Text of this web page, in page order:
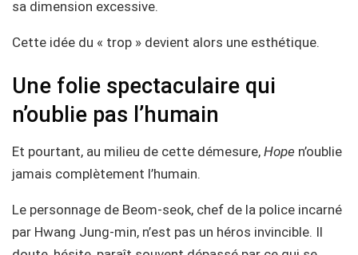
sa dimension excessive.
Cette idée du « trop » devient alors une esthétique.
Une folie spectaculaire qui
n’oublie pas l’humain
Et pourtant, au milieu de cette démesure, Hope n’oublie
jamais complètement l’humain.
Le personnage de Beom-seok, chef de la police incarné
par Hwang Jung-min, n’est pas un héros invincible. Il